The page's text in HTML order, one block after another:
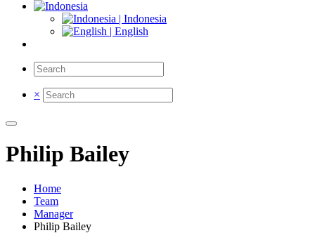
| Indonesia
| English
×
Philip Bailey
Home
Team
Manager
Philip Bailey